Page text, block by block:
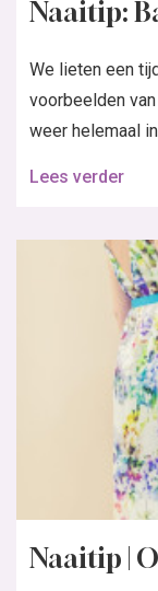
Naaitip:
We lieten een
voorbeelden
weer helemaal
Lees verder
Naaitip |